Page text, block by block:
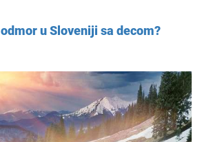
u Sloveniji sa decom?